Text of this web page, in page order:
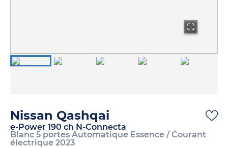
Nissan Qashqai
e-Power 190 ch N-Connecta
Blanc 5 portes Automatique Essence / Courant
électrique 2023